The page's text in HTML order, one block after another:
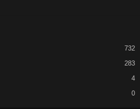
732
283
4
0